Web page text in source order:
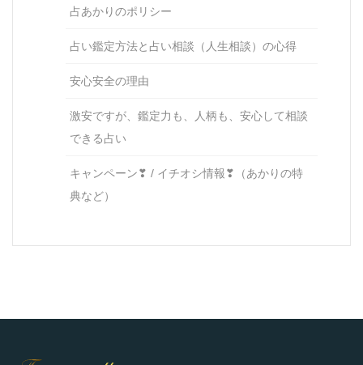
占あかりのポリシー
占い鑑定方法と占い相談（人生相談）の心得
安心安全の理由
激安ですが、鑑定力も、人柄も、安心して相談
できる占い
キャンペーン❣ / イチオシ情報❣（あかりの特
典など）